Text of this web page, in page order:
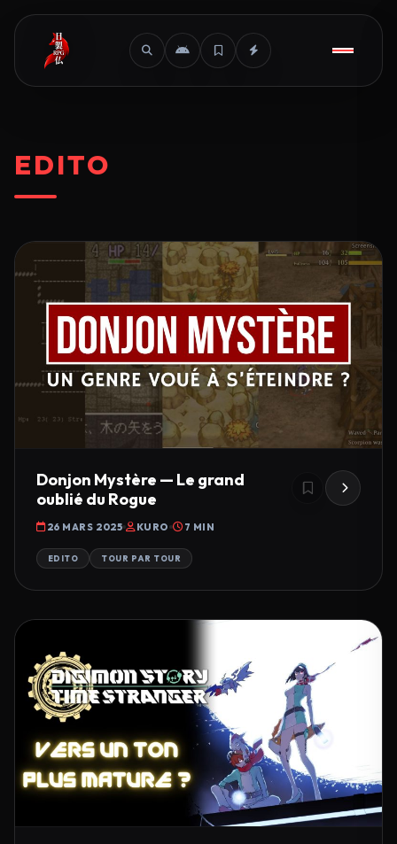
EDITO
Donjon Mystère — Le grand
oublié du Rogue
26 MARS 2025 KURO 7 MIN
EDITO TOUR PAR TOUR